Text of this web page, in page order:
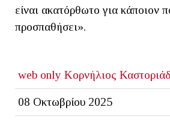
είναι ακατόρθωτο για κάποιον
προσπαθήσει».
web only Κορνήλιος
08 Οκτωβρίου 2025